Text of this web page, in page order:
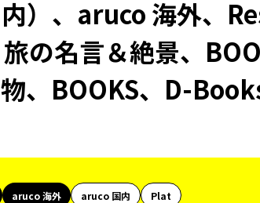
）、aruco 海外、
の名言＆絶景、
、BOOKS、D-
aruco 海外 aruco 国内
Plat